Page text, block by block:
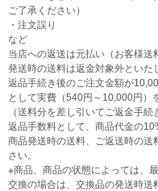
ご了承ください）
・注文誤り
など
当店への返送は元払い（お客様送
発送時の送料は返金対象外といた
返品手続き後のご注文金額が
として実費（540円～10,000円）
（送料分を差し引いてご返金手続
返品手数料として、商品代金の
商品発送時の送料、ご返送時の
さい。
※商品、商品の状態によっては、
交換の場合は、交換品の発送時送